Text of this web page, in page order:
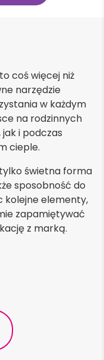
to coś więcej niż
narzędzie
w każdym
na rodzinnych
i podczas
cieple.
świetna forma
sposobność do
kolejne elementy,
zapamiętywać
z marką.